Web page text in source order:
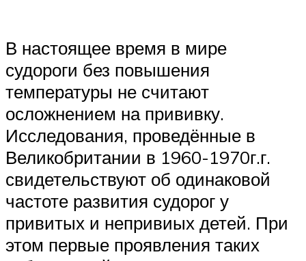
В настоящее время в мире
судороги без повышения
температуры не считают
осложнением на прививку.
Исследования, проведённые в
Великобритании в 1960-1970г.г.
свидетельствуют об одинаковой
частоте развития судорог у
привитых и непривиых детей. При
этом первые проявления таких